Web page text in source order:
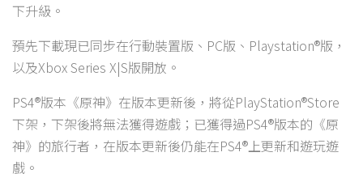
下升級。
預先下載現已同步在行動裝置版、PC版、Playstation®版，
以及Xbox Series X|S版開放。
PS4®版本《原神》在版本更新後，將從PlayStation®Store
下架，下架後將無法獲得遊戲；已獲得過PS4®版本的《原
神》的旅行者，在版本更新後仍能在PS4®上更新和遊玩遊
戲。